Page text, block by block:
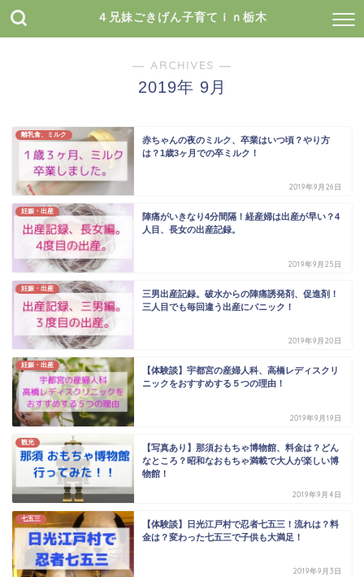
４兄妹ごきげん子育てｉｎ栃木
― ARCHIVES ―
2019年 9月
離乳食、ミルク
赤ちゃんの夜のミルク、卒業はいつ頃？やり方
は？1歳3ヶ月での卒ミルク！
2019年9月26日
妊娠・出産
陣痛がいきなり4分間隔！経産婦は出産が早い？4
人目、長女の出産記録。
2019年9月25日
妊娠・出産
三男出産記録。破水からの陣痛誘発剤、促進剤！
三人目でも毎回違う出産にパニック！
2019年9月20日
妊娠・出産
【体験談】宇都宮の産婦人科、高橋レディスクリ
ニックをおすすめする５つの理由！
2019年9月19日
観光
【写真あり】那須おもちゃ博物館、料金は？どん
なところ？昭和なおもちゃ満載で大人が楽しい博
物館！
2019年9月4日
七五三
【体験談】日光江戸村で忍者七五三！流れは？料
金は？変わった七五三で子供も大満足！
2019年9月3日